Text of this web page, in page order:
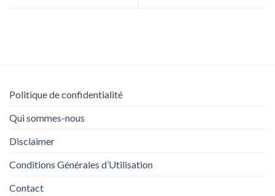
Politique de confidentialité
Qui sommes-nous
Disclaimer
Conditions Générales d’Utilisation
Contact